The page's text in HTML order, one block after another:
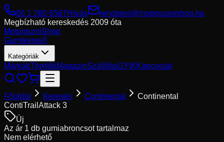
06 1 280 6567Hívás
rendeles@motorgumishop.hu
Megbízható kereskedés 2009 óta
MotorgumiShop
Gumikereső
Kategóriák
MárkákTömlőkMagazinSzállításGYIKKapcsolat
Főoldal Keresés Continental
Continental
ContiTrailAttack 3
Új
Az ár 1 db gumiabroncsot tartalmaz
Nem elérhető